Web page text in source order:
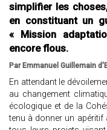
simplifier les
en constituant un
« Mission
encore flous.
Par Emmanuel Guillemain
En attendant le
au changement
écologique et de la
tenu à donner un